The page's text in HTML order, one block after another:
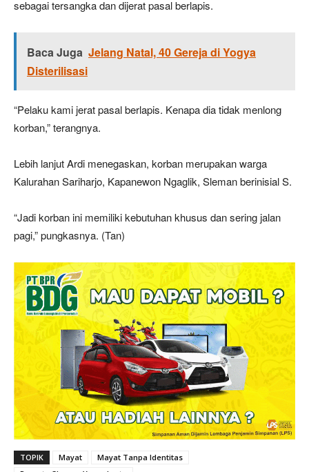
sebagai tersangka dan dijerat pasal berlapis.
Baca Juga Jelang Natal, 40 Gereja di Yogya
Disterilisasi
“Pelaku kami jerat pasal berlapis. Kenapa dia tidak menlong
korban,” terangnya.
Lebih lanjut Ardi menegaskan, korban merupakan warga
Kalurahan Sariharjo, Kapanewon Ngaglik, Sleman berinisial S.
“Jadi korban ini memiliki kebutuhan khusus dan sering jalan
pagi,” pungkasnya. (Tan)
TOPIK Mayat
Mayat Tanpa Identitas